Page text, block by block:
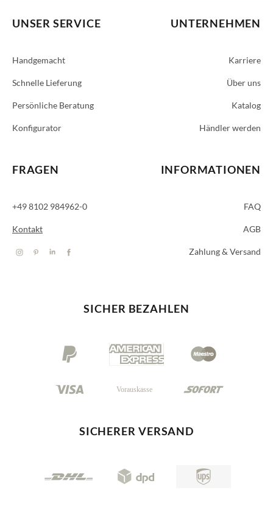
UNSER SERVICE
Handgemacht
Schnelle Lieferung
Persönliche Beratung
Konfigurator
FRAGEN
+49 8102 984962-0
Kontakt
UNTERNEHMEN
Karriere
Über uns
Katalog
Händler werden
INFORMATIONEN
FAQ
AGB
Zahlung & Versand
SICHER BEZAHLEN
SICHERER VERSAND